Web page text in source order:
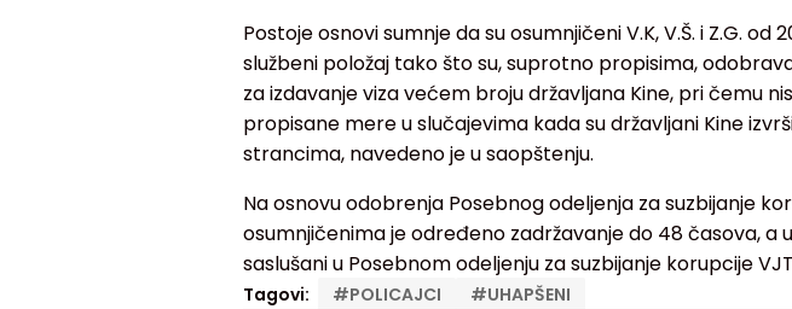
Postoje osnovi sumnje da su osumnjičeni V.K, V.Š. i Z.G. od
službeni položaj tako što su, suprotno propisima,
za izdavanje viza većem broju državljana Kine, pri čemu
propisane mere u slučajevima kada su državljani Kine
strancima, navedeno je u saopštenju.
Na osnovu odobrenja Posebnog odeljenja za suzbijanje
osumnjičenima je određeno zadržavanje do 48 časova, a
saslušani u Posebnom odeljenju za suzbijanje korupcije
Tagovi: #POLICAJCI #UHAPŠENI